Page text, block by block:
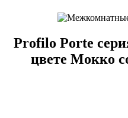
Profilo Porte
цвете Мокко